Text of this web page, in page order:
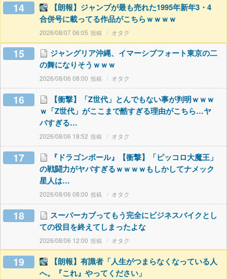
14
【朗報】ジャンプが最も売れた1995年新年3・4
合併号に載ってる作品がこちらｗｗｗｗ
2026/08/07 06:05 オタク
15
ジャングリア沖縄、イマーシブフォート東京の二
の舞になりそうｗｗｗ
2026/08/06 08:00 オタク
16
【衝撃】「Z世代」とんでもない事が判明ｗｗｗ
ｗ「Z世代」がここまで酷すぎる理由がこちら…ヤ
バすぎる…
2026/08/06 18:52 オタク
17
『ドラゴンボール』【衝撃】「ピッコロ大魔王」
の戦闘力がヤバすぎるｗｗｗｗもしかしてナメック
星人は…
2026/08/06 08:00 オタク
18
スーパーカブってもう完全にビジネスバイクとし
ての役目を終えてしまったよな
2026/08/06 12:00 オタク
19
【朗報】有識者「人生がつまらなくなっている人
へ。『これ』やってください」